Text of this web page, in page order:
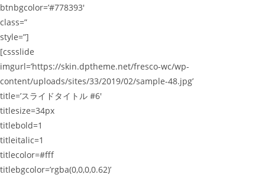
btnbgcolor=’#778393′
class=”
style=”]
[cssslide
imgurl=’https://skin.dptheme.net/fresco-wc/wp-
content/uploads/sites/33/2019/02/sample-48.jpg’
title=’スライドタイトル #6′
titlesize=34px
titlebold=1
titleitalic=1
titlecolor=#fff
titlebgcolor=’rgba(0,0,0,0.62)’